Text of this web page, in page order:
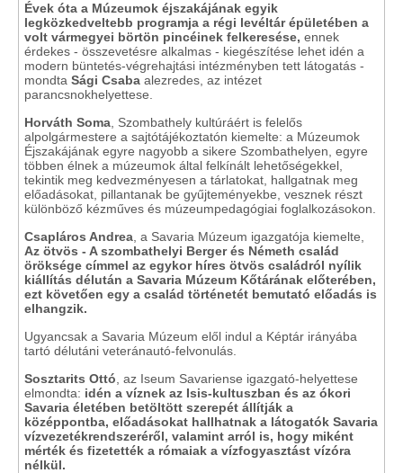
Évek óta a Múzeumok éjszakájának egyik
legközkedveltebb programja a régi levéltár épületében a
volt vármegyei börtön pincéinek felkeresése, ennek
érdekes - összevetésre alkalmas - kiegészítése lehet idén a
modern büntetés-végrehajtási intézményben tett látogatás -
mondta Sági Csaba alezredes, az intézet
parancsnokhelyettese.
Horváth Soma , Szombathely kultúráért is felelős
alpolgármestere a sajtótájékoztatón kiemelte: a Múzeumok
Éjszakájának egyre nagyobb a sikere Szombathelyen, egyre
többen élnek a múzeumok által felkínált lehetőségekkel,
tekintik meg kedvezményesen a tárlatokat, hallgatnak meg
előadásokat, pillantanak be gyűjteményekbe, vesznek részt
különböző kézműves és múzeumpedagógiai foglalkozásokon.
Csapláros Andrea , a Savaria Múzeum igazgatója kiemelte,
Az ötvös - A szombathelyi Berger és Németh család
öröksége címmel az egykor híres ötvös családról nyílik
kiállítás délután a Savaria Múzeum Kőtárának előterében,
ezt követően egy a család történetét bemutató előadás is
elhangzik.
Ugyancsak a Savaria Múzeum elől indul a Képtár irányába
tartó délutáni veteránautó-felvonulás.
Sosztarits Ottó , az Iseum Savariense igazgató-helyettese
elmondta: idén a víznek az Isis-kultuszban és az ókori
Savaria életében betöltött szerepét állítják a
középpontba, előadásokat hallhatnak a látogatók Savaria
vízvezetékrendszeréről, valamint arról is, hogy miként
mérték és fizetették a rómaiak a vízfogyasztást vízóra
nélkül.